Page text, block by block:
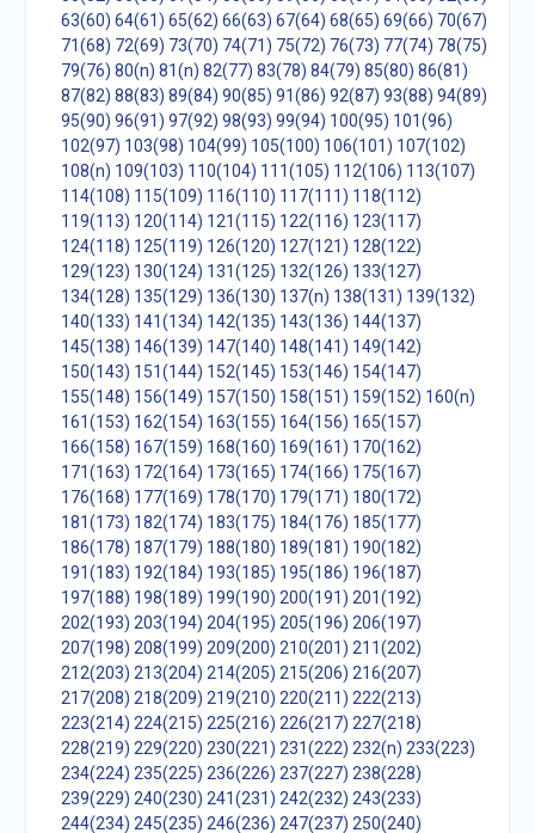
63(60) 64(61) 65(62) 66(63) 67(64) 68(65) 69(66) 70(67)
71(68) 72(69) 73(70) 74(71) 75(72) 76(73) 77(74) 78(75)
79(76) 80(n) 81(n) 82(77) 83(78) 84(79) 85(80) 86(81)
87(82) 88(83) 89(84) 90(85) 91(86) 92(87) 93(88) 94(89)
95(90) 96(91) 97(92) 98(93) 99(94) 100(95) 101(96)
102(97) 103(98) 104(99) 105(100) 106(101) 107(102)
108(n) 109(103) 110(104) 111(105) 112(106) 113(107)
114(108) 115(109) 116(110) 117(111) 118(112)
119(113) 120(114) 121(115) 122(116) 123(117)
124(118) 125(119) 126(120) 127(121) 128(122)
129(123) 130(124) 131(125) 132(126) 133(127)
134(128) 135(129) 136(130) 137(n) 138(131) 139(132)
140(133) 141(134) 142(135) 143(136) 144(137)
145(138) 146(139) 147(140) 148(141) 149(142)
150(143) 151(144) 152(145) 153(146) 154(147)
155(148) 156(149) 157(150) 158(151) 159(152) 160(n)
161(153) 162(154) 163(155) 164(156) 165(157)
166(158) 167(159) 168(160) 169(161) 170(162)
171(163) 172(164) 173(165) 174(166) 175(167)
176(168) 177(169) 178(170) 179(171) 180(172)
181(173) 182(174) 183(175) 184(176) 185(177)
186(178) 187(179) 188(180) 189(181) 190(182)
191(183) 192(184) 193(185) 195(186) 196(187)
197(188) 198(189) 199(190) 200(191) 201(192)
202(193) 203(194) 204(195) 205(196) 206(197)
207(198) 208(199) 209(200) 210(201) 211(202)
212(203) 213(204) 214(205) 215(206) 216(207)
217(208) 218(209) 219(210) 220(211) 222(213)
223(214) 224(215) 225(216) 226(217) 227(218)
228(219) 229(220) 230(221) 231(222) 232(n) 233(223)
234(224) 235(225) 236(226) 237(227) 238(228)
239(229) 240(230) 241(231) 242(232) 243(233)
244(234) 245(235) 246(236) 247(237) 250(240)